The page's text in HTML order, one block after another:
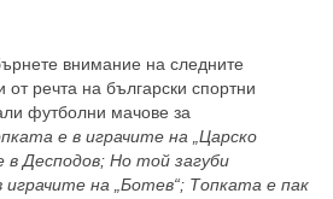
внимание на следните
от речта на български спортни
футболни мачове за
е в играчите на „Царско
в Десподов; Но той загуби
на „Ботев“; Топката е пак